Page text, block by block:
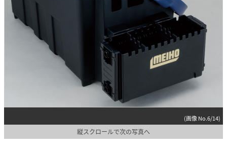
(画像 No.6/14)
縦スクロールで次の写真へ